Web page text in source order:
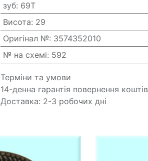
зуб: 69T
Висота: 29
Оригінал №: 3574352010
№ на схемі: 592
Терміни та умови
14-денна гарантія повернення коштів
Доставка: 2-3 робочих дні